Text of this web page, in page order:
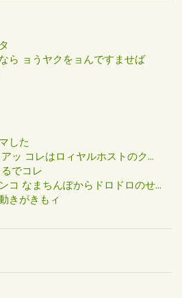
ら ョうヤクをョんですませば
した
ッ コレはロィヤルホストのク...
でコレ
コ なまちんぽからドロドロのせ...
きがきもィ